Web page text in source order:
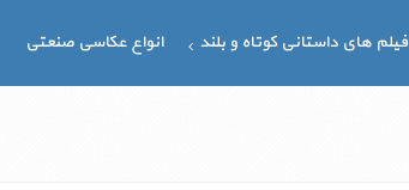
فیلم های داستانی کوتاه و بلند انواع عکاسی صنعتی